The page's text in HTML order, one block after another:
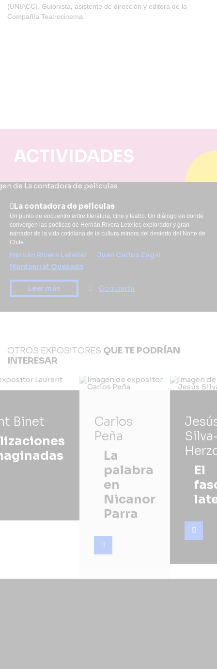
(UNIACC). Guionista, asistente de dirección y editora de la
Compañía Teatrocinema.
ACTIVIDADES
La contadora de películas
Un punto de encuentro entre literatura, cine y teatro. Un diálogo en donde
convergen las poéticas de Hernán Rivera Letelier, explorador y gran
narrador de la vida cotidiana de la cultura minera del desierto del Norte de
Chile...
Hernán Rivera Letelier
Juan Carlos Zagal
Montserrat Quezada
Leer más Compartir
OTROS EXPOSITORES QUE TE PODRÍAN
INTERESAR
Binet
Carlos
Peña
La
palabra
en
Nicanor
Parra
El